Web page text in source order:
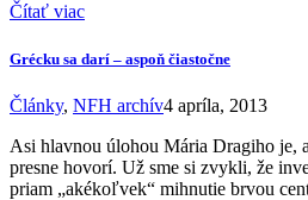
Čítať viac
Grécku sa darí – aspoň čiastočne
Články, NFH archív4 apríla, 2013
Asi hlavnou úlohou Mária Dragiho je,
presne hovorí. Už sme si zvykli, že
priam „akékoľvek“ mihnutie brvou